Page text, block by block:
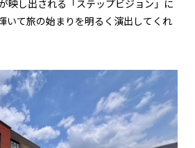
映し出される「ステップビジョン」に
いて旅の始まりを明るく演出してくれ